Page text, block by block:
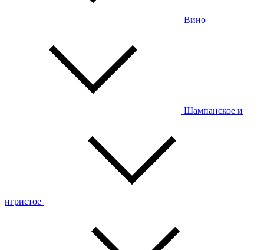
Вино
Шампанское и
игристое